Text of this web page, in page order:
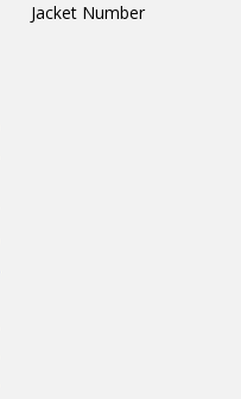
Jacket Number